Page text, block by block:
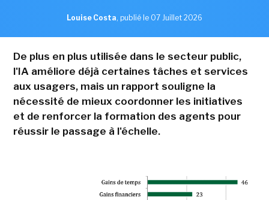
Louise Costa, publié le 07 Juillet 2026
De plus en plus utilisée dans le secteur public,
l'IA améliore déjà certaines tâches et services
aux usagers, mais un rapport souligne la
nécessité de mieux coordonner les initiatives
et de renforcer la formation des agents pour
réussir le passage à l'échelle.